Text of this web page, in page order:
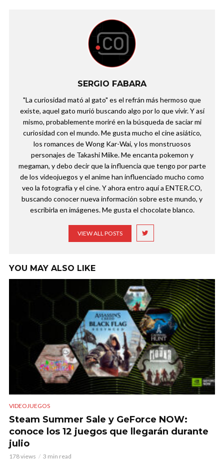
SERGIO FABARA
"La curiosidad mató al gato" es el refrán más hermoso que
existe, aquel gato murió buscando algo por lo que vivir. Y así
mismo, probablemente moriré en la búsqueda de saciar mi
curiosidad con el mundo. Me gusta mucho el cine asiático,
los romances de Wong Kar-Wai, y los monstruosos
personajes de Takashi Miike. Me encanta pokemon y
megaman, y debo decir que la influencia que tengo por parte
de los videojuegos y el anime han influenciado mucho como
veo la fotografía y el cine. Y ahora entro aquí a ENTER.CO,
buscando conocer nueva información sobre este mundo, y
escribirla en imágenes. Me gusta el chocolate blanco.
VIEW ALL POSTS
YOU MAY ALSO LIKE
VIDEOJUEGOS
Steam Summer Sale y GeForce NOW:
conoce los 12 juegos que llegarán durante
julio
178 views 3 min read